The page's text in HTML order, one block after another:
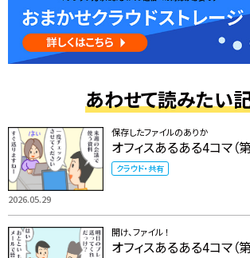
あわせて読みたい
2026.05.29
保存したファイルのありか
オフィスあるある4コマ（
クラウド・共有
開け、ファイル ！
オフィスあるある4コマ（